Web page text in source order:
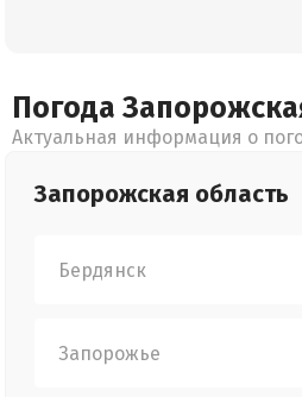
Погода
Актуальная информация о
Запорожская область
Бердянск
Запорожье